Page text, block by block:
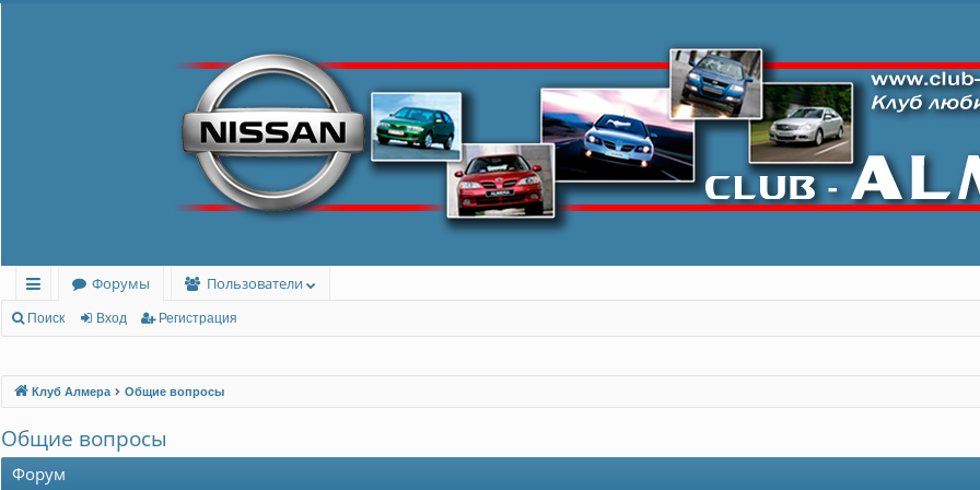
с
лк
Форумы
Пользователи
Поиск Вход Регистрация
Клуб Алмера Общие вопросы
Общие вопросы
Форум